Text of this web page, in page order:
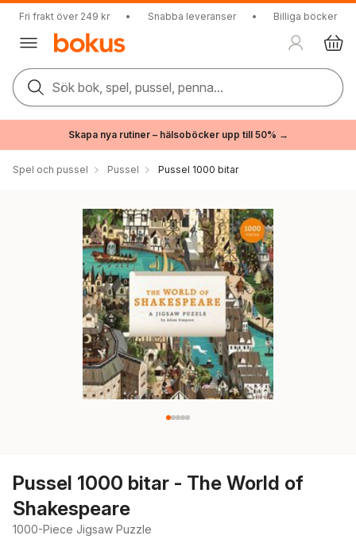
Fri frakt över 249 kr • Snabba leveranser • Billiga böcker
Sök bok, spel, pussel, penna...
Skapa nya rutiner – hälsoböcker upp till 50% →
Spel och pussel Pussel Pussel 1000 bitar
Pussel 1000 bitar - The World of
Shakespeare
1000-Piece Jigsaw Puzzle